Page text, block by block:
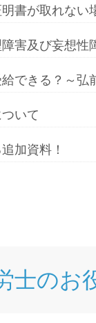
書が取れない
害及び妄想
できる？～弘
いて
加資料！
士のお